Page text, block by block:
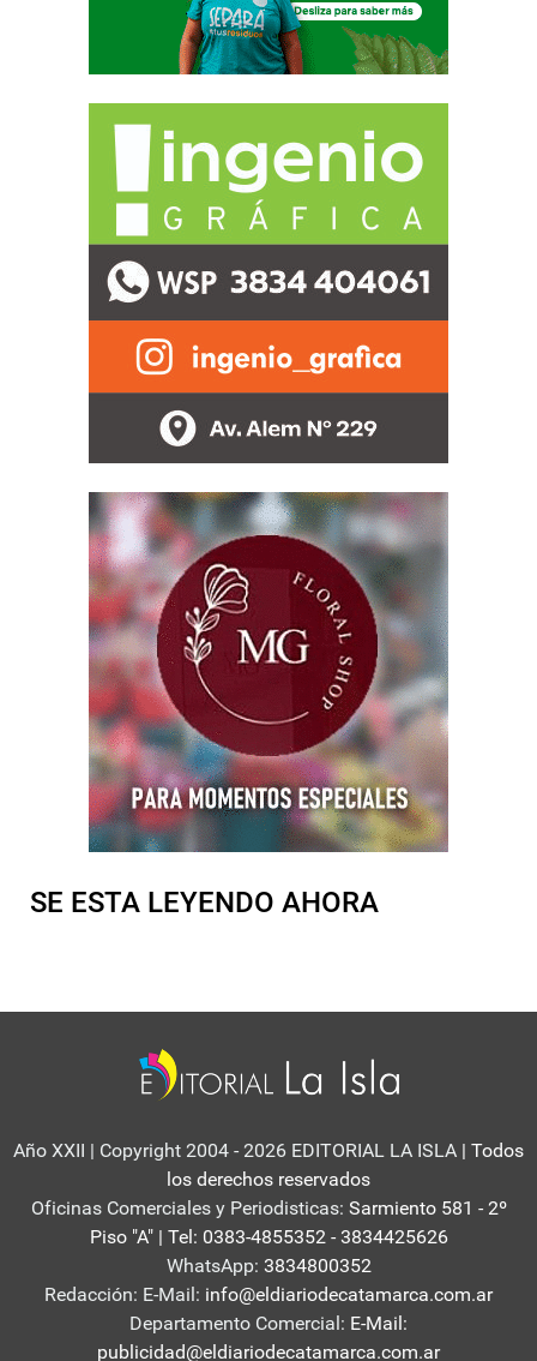
SE ESTA LEYENDO AHORA
Año XXII | Copyright 2004 - 2026 EDITORIAL LA ISLA | Todos
los derechos reservados
Oficinas Comerciales y Periodisticas: Sarmiento 581 - 2º
Piso "A" | Tel: 0383-4855352 - 3834425626
WhatsApp: 3834800352
Redacción: E-Mail: info@eldiariodecatamarca.com.ar
Departamento Comercial: E-Mail:
publicidad@eldiariodecatamarca.com.ar